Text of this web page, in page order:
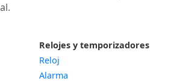
Relojes y temporizadores
Reloj
Alarma